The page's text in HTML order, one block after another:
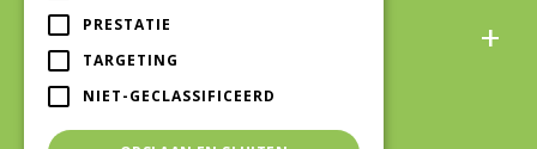
Snel naar
Veilig winkelen
PRESTATIE
TARGETING
NIET-GECLASSIFICEERD